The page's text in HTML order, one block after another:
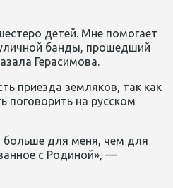
детей. Мне помогает
банды, прошедший
Герасимова.
приезда земляков, так как
поговорить на русском
больше для меня, чем для
с Родиной», —